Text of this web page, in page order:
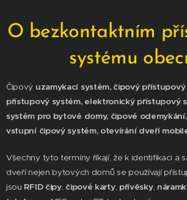
O bezkontaktním
systému
Čipový uzamykací systém, čipový přístupový
přístupový systém, elektronický přístupový
systém pro bytové domy, čipové odemykání,
vstupní čipový systém, otevírání dveří
Všechny tyto termíny říkají, že k identifikaci a
dveří nejen bytových domů se používají
jsou RFID čipy, čipové karty, přívěsky,